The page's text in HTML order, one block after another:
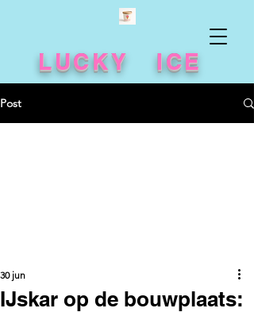
LUCKY ICE
Post
IJskar op de bouwplaats:
30 jun